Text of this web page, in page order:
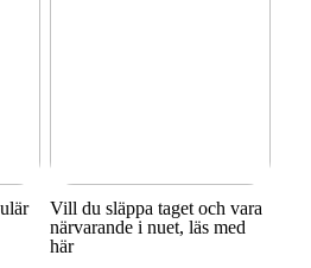
Vill du släppa taget och vara
närvarande i nuet, läs med
här